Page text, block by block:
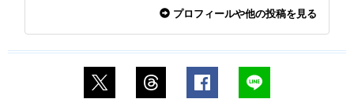
プロフィールや他の投稿を見る